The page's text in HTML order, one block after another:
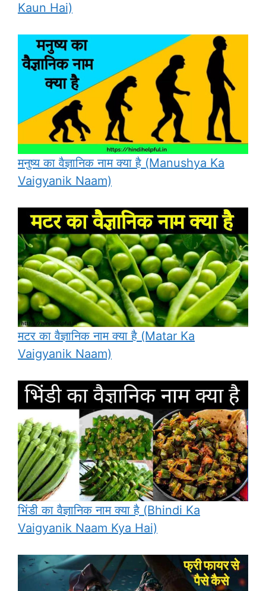
Kaun Hai)
मनुष्य का वैज्ञानिक नाम क्या है (Manushya Ka
Vaigyanik Naam)
मटर का वैज्ञानिक नाम क्या है (Matar Ka
Vaigyanik Naam)
भिंडी का वैज्ञानिक नाम क्या है (Bhindi Ka
Vaigyanik Naam Kya Hai)